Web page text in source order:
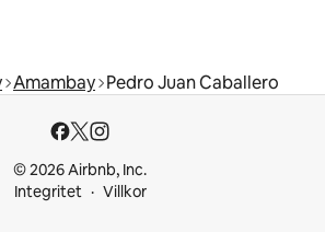
Amambay Pedro Juan Caballero
© 2026 Airbnb, Inc.
Integritet
Villkor